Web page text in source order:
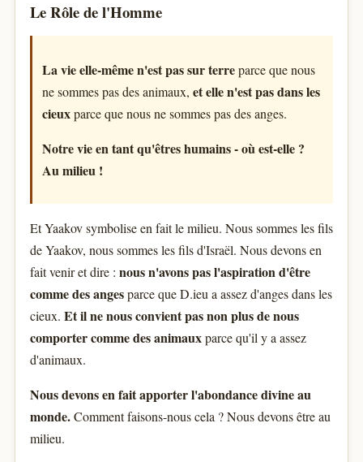
Le Rôle de l'Homme
La vie elle-même n'est pas sur terreparce que nous
ne sommes pas des animaux, et elle n'est pas dans les
cieuxparce que nous ne sommes pas des anges.
Notre vie en tant qu'êtres humains - où est-elle ?
Au milieu !
Et Yaakov symbolise en fait le milieu. Nous sommes les fils
de Yaakov, nous sommes les fils d'Israël. Nous devons en
fait venir et dire : nous n'avons pas l'aspiration d'être
comme des angesparce que D.ieu a assez d'anges dans les
cieux. Et il ne nous convient pas non plus de nous
comporter comme des animauxparce qu'il y a assez
d'animaux.
Nous devons en fait apporter l'abondance divine au
monde.Comment faisons-nous cela ? Nous devons être au
milieu.